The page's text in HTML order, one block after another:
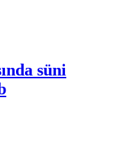
süni